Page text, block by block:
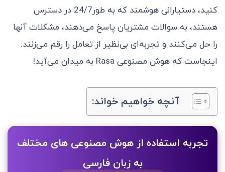
کنید، دستیارانی هوشمند که به طور24/7 در دسترس
هستند، به سوالات مشتریان پاسخ می‌دهند، مشکلات آنها
را حل می‌کنند و تجربه‌ای بی‌نظیر از تعامل را رقم می‌زنند.
اینجاست که هوش مصنوعی Rasa به میدان می‌آید!
آنچه خواهیم خواند:
تجربه استفاده از هوش مصنوعی های مختلف
به زبان فارسی